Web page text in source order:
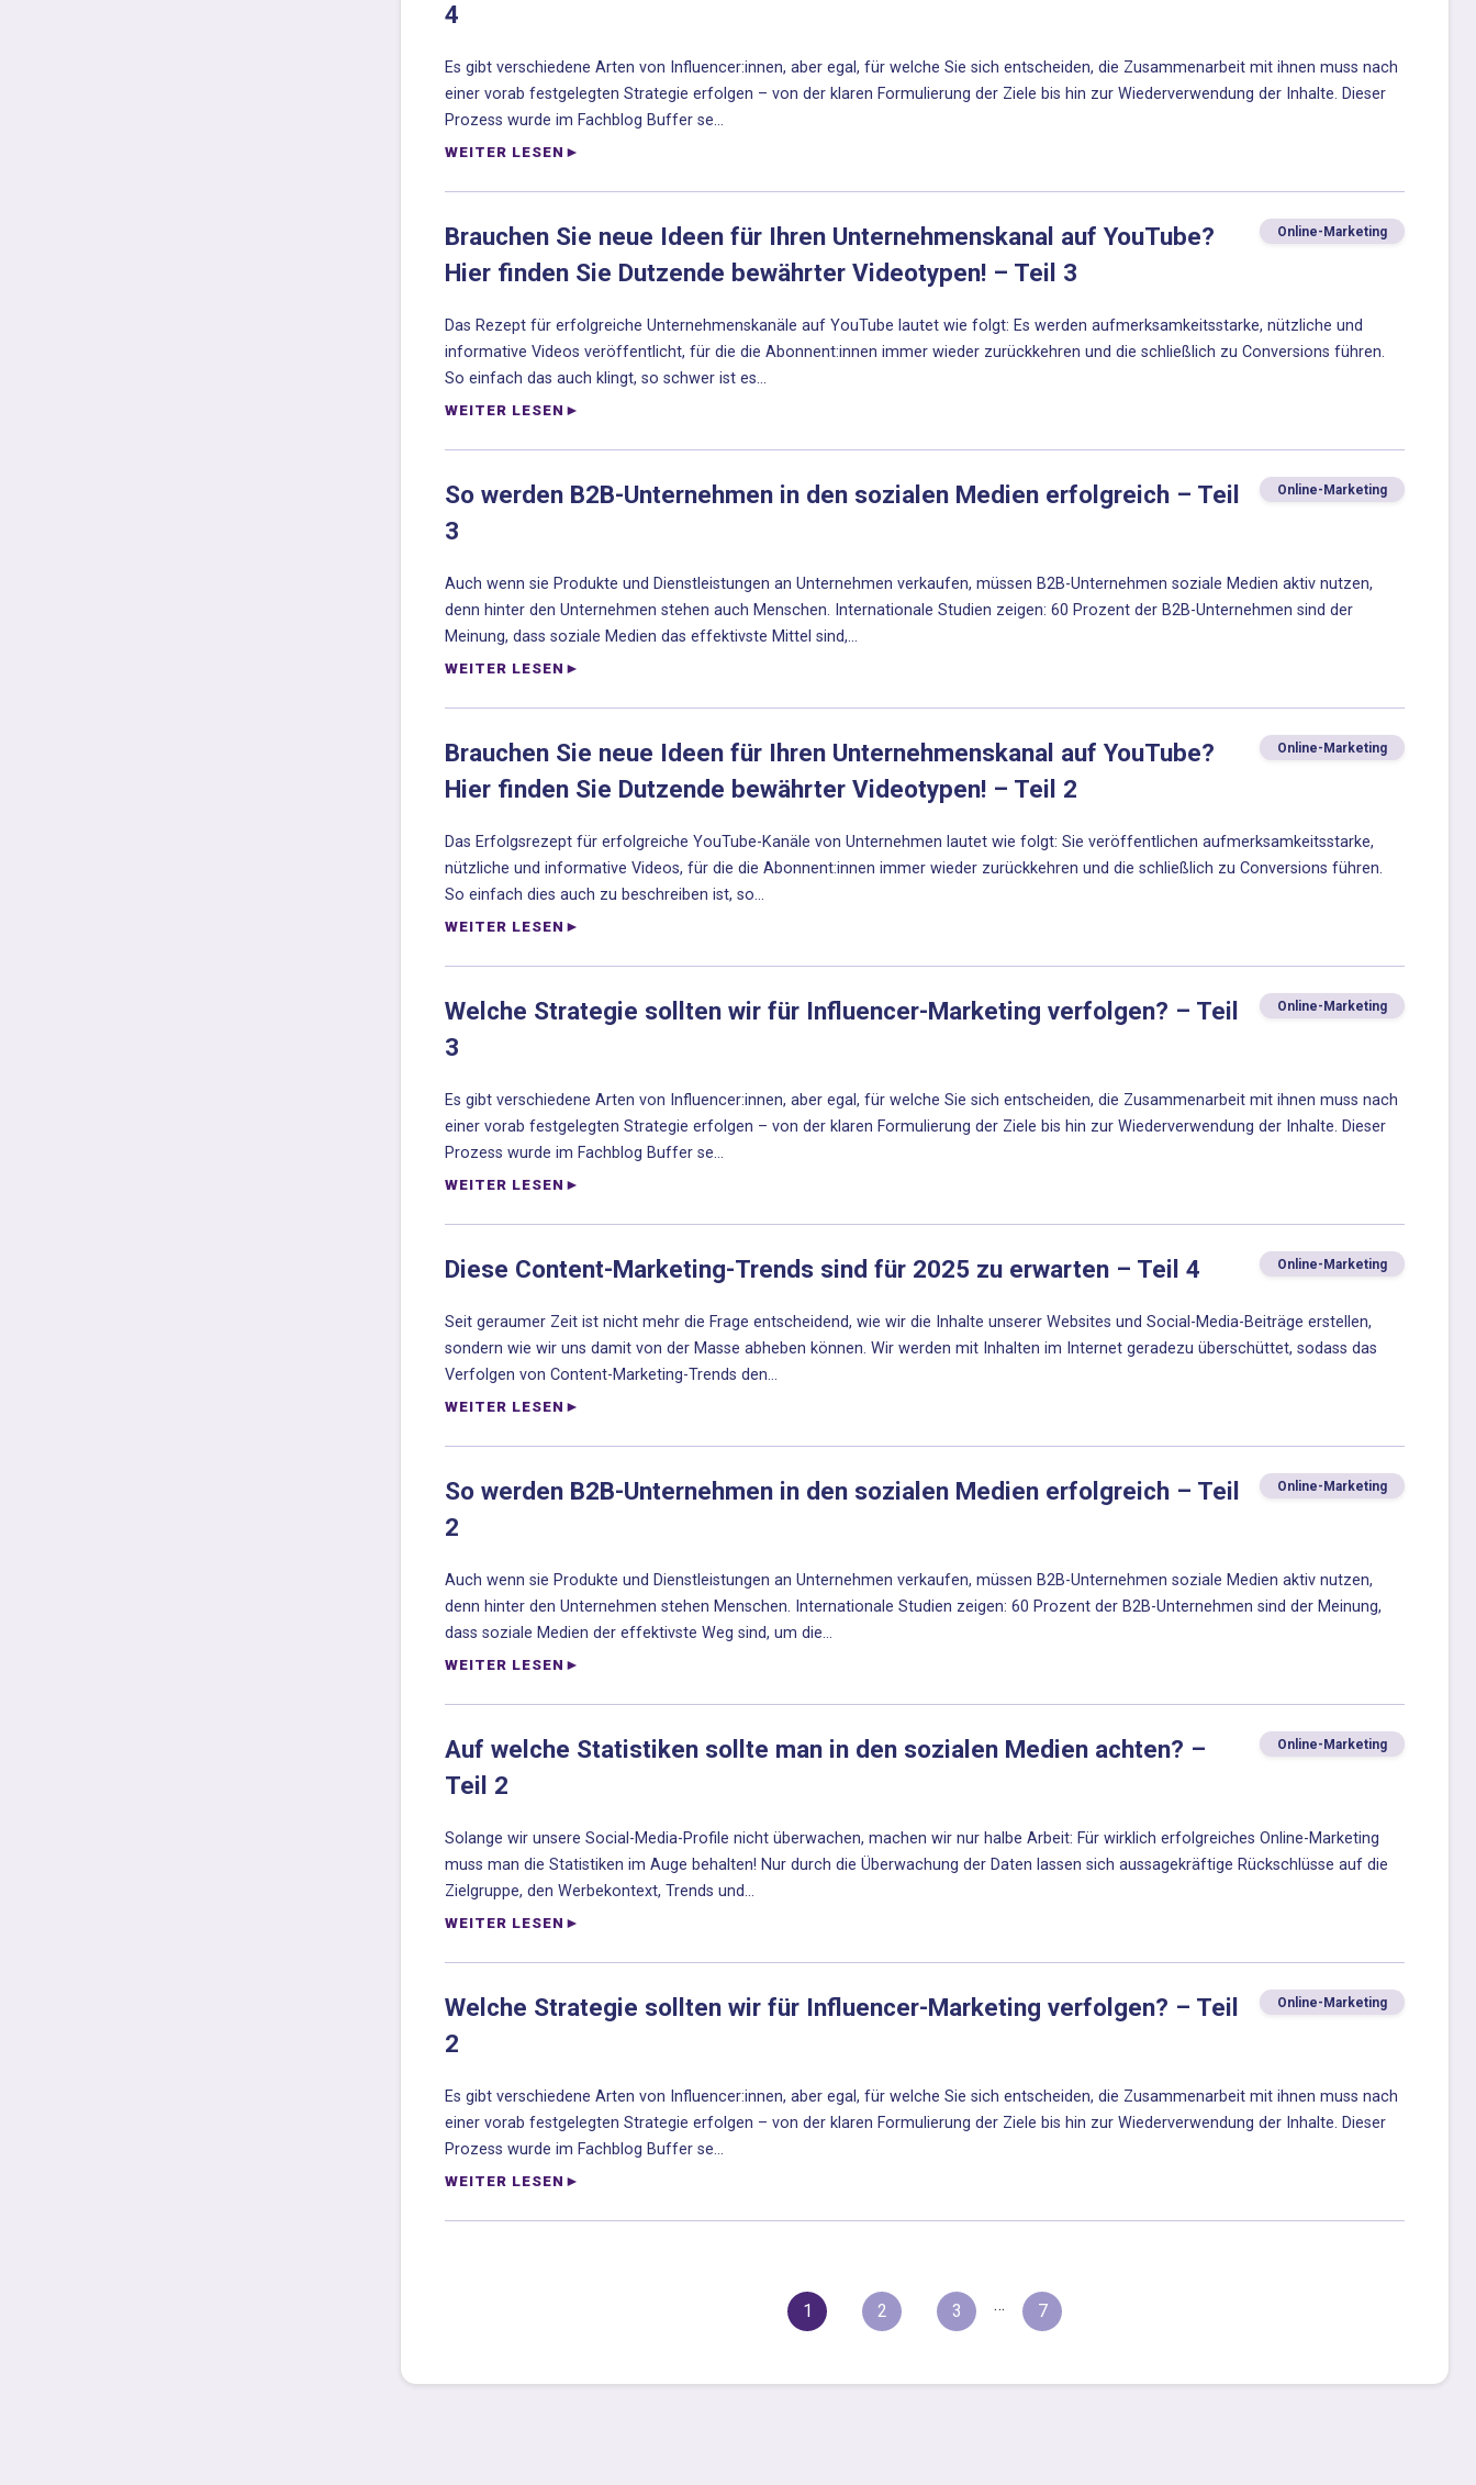
4
Es gibt verschiedene Arten von Influencer:innen, aber egal, für welche Sie sich entscheiden, die Zusammenarbeit mit ihnen muss nach
einer vorab festgelegten Strategie erfolgen – von der klaren Formulierung der Ziele bis hin zur Wiederverwendung der Inhalte. Dieser
Prozess wurde im Fachblog Buffer se...
WEITER LESEN
Brauchen Sie neue Ideen für Ihren Unternehmenskanal auf YouTube?
Hier finden Sie Dutzende bewährter Videotypen! – Teil 3
Online-Marketing
Das Rezept für erfolgreiche Unternehmenskanäle auf YouTube lautet wie folgt: Es werden aufmerksamkeitsstarke, nützliche und
informative Videos veröffentlicht, für die die Abonnent:innen immer wieder zurückkehren und die schließlich zu Conversions führen.
So einfach das auch klingt, so schwer ist es...
WEITER LESEN
So werden B2B-Unternehmen in den sozialen Medien erfolgreich – Teil
3
Online-Marketing
Auch wenn sie Produkte und Dienstleistungen an Unternehmen verkaufen, müssen B2B-Unternehmen soziale Medien aktiv nutzen,
denn hinter den Unternehmen stehen auch Menschen. Internationale Studien zeigen: 60 Prozent der B2B-Unternehmen sind der
Meinung, dass soziale Medien das effektivste Mittel sind,...
WEITER LESEN
Brauchen Sie neue Ideen für Ihren Unternehmenskanal auf YouTube?
Hier finden Sie Dutzende bewährter Videotypen! – Teil 2
Online-Marketing
Das Erfolgsrezept für erfolgreiche YouTube-Kanäle von Unternehmen lautet wie folgt: Sie veröffentlichen aufmerksamkeitsstarke,
nützliche und informative Videos, für die die Abonnent:innen immer wieder zurückkehren und die schließlich zu Conversions führen.
So einfach dies auch zu beschreiben ist, so...
WEITER LESEN
Welche Strategie sollten wir für Influencer-Marketing verfolgen? – Teil
3
Online-Marketing
Es gibt verschiedene Arten von Influencer:innen, aber egal, für welche Sie sich entscheiden, die Zusammenarbeit mit ihnen muss nach
einer vorab festgelegten Strategie erfolgen – von der klaren Formulierung der Ziele bis hin zur Wiederverwendung der Inhalte. Dieser
Prozess wurde im Fachblog Buffer se...
WEITER LESEN
Diese Content-Marketing-Trends sind für 2025 zu erwarten – Teil 4 Online-Marketing
Seit geraumer Zeit ist nicht mehr die Frage entscheidend, wie wir die Inhalte unserer Websites und Social-Media-Beiträge erstellen,
sondern wie wir uns damit von der Masse abheben können. Wir werden mit Inhalten im Internet geradezu überschüttet, sodass das
Verfolgen von Content-Marketing-Trends den...
WEITER LESEN
So werden B2B-Unternehmen in den sozialen Medien erfolgreich – Teil
2
Online-Marketing
Auch wenn sie Produkte und Dienstleistungen an Unternehmen verkaufen, müssen B2B-Unternehmen soziale Medien aktiv nutzen,
denn hinter den Unternehmen stehen Menschen. Internationale Studien zeigen: 60 Prozent der B2B-Unternehmen sind der Meinung,
dass soziale Medien der effektivste Weg sind, um die...
WEITER LESEN
Auf welche Statistiken sollte man in den sozialen Medien achten? –
Teil 2
Online-Marketing
Solange wir unsere Social-Media-Profile nicht überwachen, machen wir nur halbe Arbeit: Für wirklich erfolgreiches Online-Marketing
muss man die Statistiken im Auge behalten! Nur durch die Überwachung der Daten lassen sich aussagekräftige Rückschlüsse auf die
Zielgruppe, den Werbekontext, Trends und...
WEITER LESEN
Welche Strategie sollten wir für Influencer-Marketing verfolgen? – Teil
2
Online-Marketing
Es gibt verschiedene Arten von Influencer:innen, aber egal, für welche Sie sich entscheiden, die Zusammenarbeit mit ihnen muss nach
einer vorab festgelegten Strategie erfolgen – von der klaren Formulierung der Ziele bis hin zur Wiederverwendung der Inhalte. Dieser
Prozess wurde im Fachblog Buffer se...
WEITER LESEN
1 2 3 … 7